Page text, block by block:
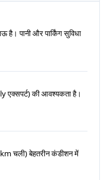
है। पानी और पार्किंग सुविधा
की आवश्यकता है।
चली) बेहतरीन कंडीशन में